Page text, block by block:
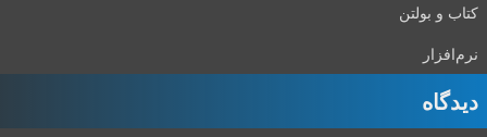
کتاب و بولتن
نرم‌افزار
دیدگاه‌